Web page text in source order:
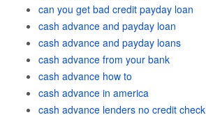
can you get bad credit payday loan
cash advance and payday loan
cash advance and payday loans
cash advance from your bank
cash advance how to
cash advance in america
cash advance lenders no credit check